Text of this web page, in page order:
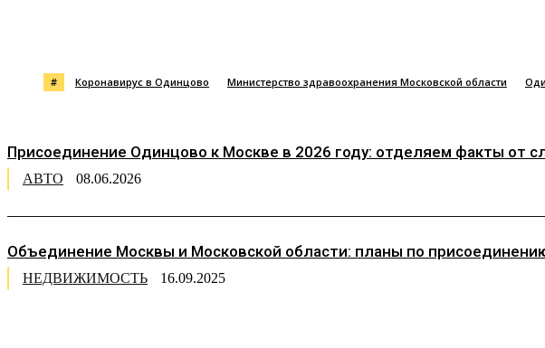
# Коронавирус в Одинцово Министерство здравоохранения Московской области
Присоединение Одинцово к Москве в 2026 году: отделяем факты от
АВТО 08.06.2026
Объединение Москвы и Московской области: планы по
НЕДВИЖИМОСТЬ 16.09.2025